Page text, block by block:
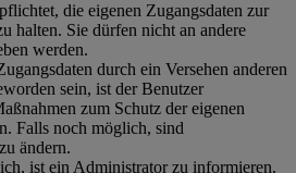
die eigenen Zugangsdaten zur
halten. Sie dürfen nicht an andere
werden.
durch ein Versehen anderen
sein, ist der Benutzer
zum Schutz der eigenen
Falls noch möglich, sind
ändern.
ist ein Administrator zu informieren.